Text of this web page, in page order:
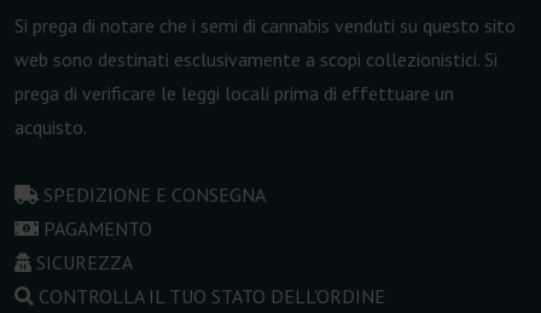
Si prega di notare che i semi di cannabis venduti su questo sito
web sono destinati esclusivamente a scopi collezionistici. Si
prega di verificare le leggi locali prima di effettuare un
acquisto.
SPEDIZIONE E CONSEGNA
PAGAMENTO
SICUREZZA
CONTROLLA IL TUO STATO DELL'ORDINE